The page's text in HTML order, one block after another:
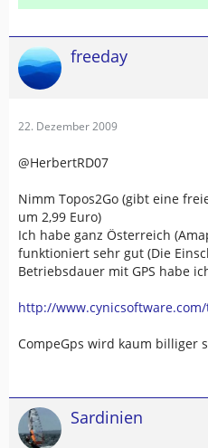
freeday
22. Dezember 2009
@HerbertRD07
Nimm Topos2Go (gibt eine
um 2,99 Euro)
Ich habe ganz Österreich
funktioniert sehr gut (Die
Betriebsdauer mit GPS habe
http://
CompeGps wird kaum billiger
Sardinien